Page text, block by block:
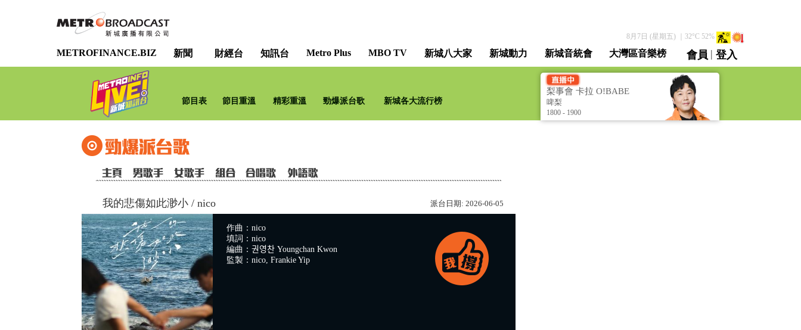
8月7日 (星期五)｜ 32°C 52%
METROFINANCE.BIZ 新聞 財經台 知訊台 Metro Plus MBO TV 新城八大家 新城動力 新城音統會 大灣區音樂榜 會員 | 登入
直播 / 重溫
節目表 節目重溫 精彩重溫 勁爆派台歌 新城各大流行榜
梨事會 卡拉 O!BABE
[Barry's Hub
Karaobabe]
啤梨
1800 - 1900
我的悲傷如此渺小 / nico 派台日期: 2026-06-05
作曲：nico
填詞：nico
編曲：권영찬 Youngchan Kwon
監製：nico, Frankie Yip